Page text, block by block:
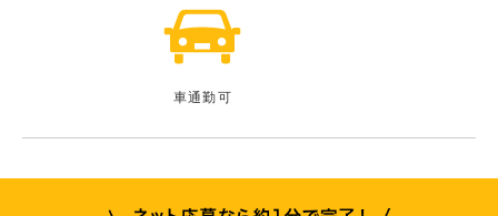
車通勤可